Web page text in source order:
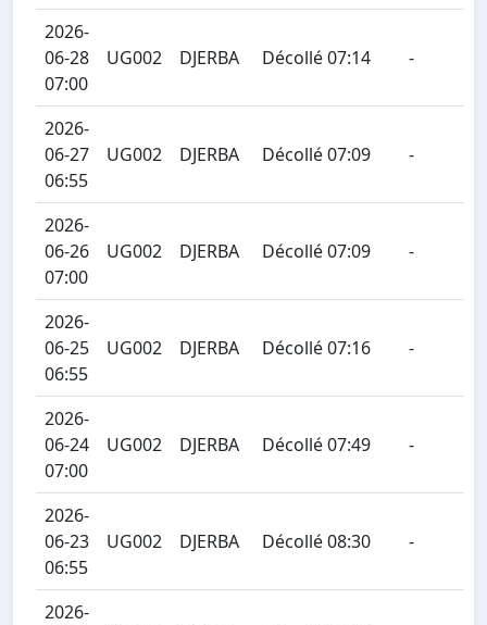
2026-
06-28
07:00
UG002 DJERBA Décollé 07:14 -
2026-
06-27
06:55
UG002 DJERBA Décollé 07:09 -
2026-
06-26
07:00
UG002 DJERBA Décollé 07:09 -
2026-
06-25
06:55
UG002 DJERBA Décollé 07:16 -
2026-
06-24
07:00
UG002 DJERBA Décollé 07:49 -
2026-
06-23
06:55
UG002 DJERBA Décollé 08:30 -
2026-